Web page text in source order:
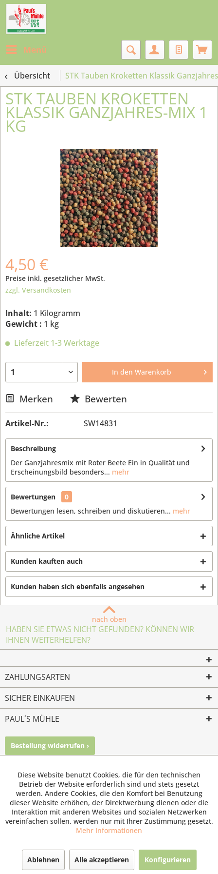
Menü
Übersicht STK Tauben Kroketten Klassik
STK TAUBEN KROKETTEN
KLASSIK GANZJAHRES-MIX 1
KG
4,50 €
Preise inkl. gesetzlicher MwSt.
zzgl. Versandkosten
Inhalt: 1 Kilogramm
Gewicht : 1 kg
Lieferzeit 1-3 Werktage
In den Warenkorb
Merken Bewerten
Artikel-Nr.: SW14831
Beschreibung
Der Ganzjahresmix mit Roter Beete Ein in Qualität und
Erscheinungsbild besonders... mehr
Bewertungen
0
Bewertungen lesen, schreiben und diskutieren... mehr
Ähnliche Artikel
Kunden kauften auch
Kunden haben sich ebenfalls angesehen
nach oben
HABEN SIE ETWAS NICHT GEFUNDEN? KÖNNEN WIR
IHNEN WEITERHELFEN?
ZAHLUNGSARTEN
SICHER EINKAUFEN
PAUL´S MÜHLE
Bestellung widerrufen ›
© Paul's Mühle | Inhaber: Christof Paul e.K. | Westring 2 |
45659 Recklinghausen
Fax: 02361 -28831 | E-Mail: info@pauls-muehle.de
Diese Website benutzt Cookies, die für den technischen
Betrieb der Website erforderlich sind und stets gesetzt
werden. Andere Cookies, die den Komfort bei Benutzung
dieser Website erhöhen, der Direktwerbung dienen oder die
Interaktion mit anderen Websites und sozialen Netzwerken
vereinfachen sollen, werden nur mit Ihrer Zustimmung gesetzt.
Mehr Informationen
Ablehnen Alle akzeptieren Konfigurieren